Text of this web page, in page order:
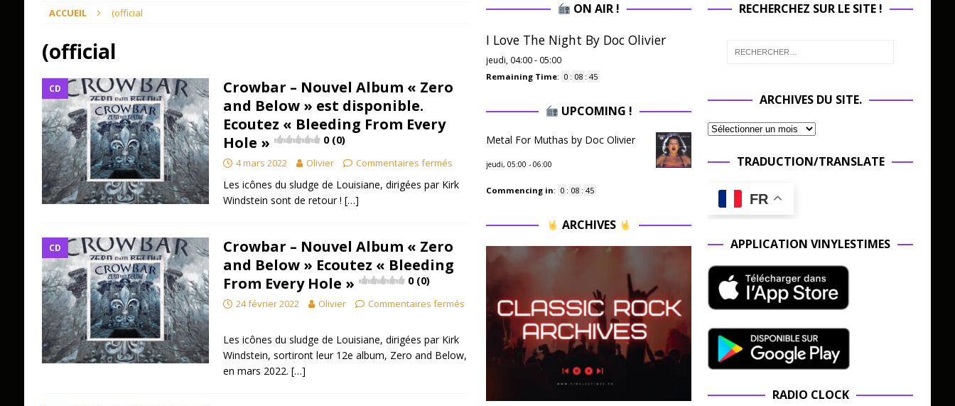
ACCUEIL (official
(official
CD
Crowbar – Nouvel Album « Zero
and Below » est disponible.
Ecoutez « Bleeding From Every
Hole »
0 (0)
4 mars 2022 Olivier Commentaires fermés
Les icônes du sludge de Louisiane, dirigées par Kirk
Windstein sont de retour ! […]
CD
Crowbar – Nouvel Album « Zero
and Below » Ecoutez « Bleeding
From Every Hole »
0 (0)
24 février 2022 Olivier Commentaires fermés
Les icônes du sludge de Louisiane, dirigées par Kirk
Windstein, sortiront leur 12e album, Zero and Below,
en mars 2022. […]
ON AIR !
I Love The Night By Doc Olivier
jeudi, 04:00 - 05:00
Remaining Time: 0 : 08 : 44
UPCOMING !
Metal For Muthas by Doc Olivier
jeudi, 05:00 - 06:00
Commencing in: 0 : 08 : 44
ARCHIVES
RECHERCHEZ SUR LE SITE !
ARCHIVES DU SITE.
TRADUCTION/TRANSLATE
FR
APPLICATION VINYLESTIMES
RADIO CLOCK